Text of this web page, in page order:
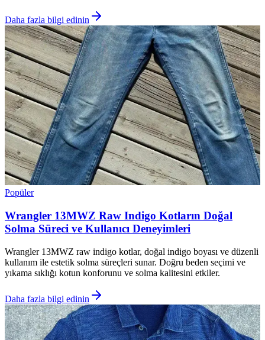
Daha fazla bilgi edinin
Popüler
Wrangler 13MWZ Raw Indigo Kotların Doğal
Solma Süreci ve Kullanıcı Deneyimleri
Wrangler 13MWZ raw indigo kotlar, doğal indigo boyası ve düzenli
kullanım ile estetik solma süreçleri sunar. Doğru beden seçimi ve
yıkama sıklığı kotun konforunu ve solma kalitesini etkiler.
Daha fazla bilgi edinin